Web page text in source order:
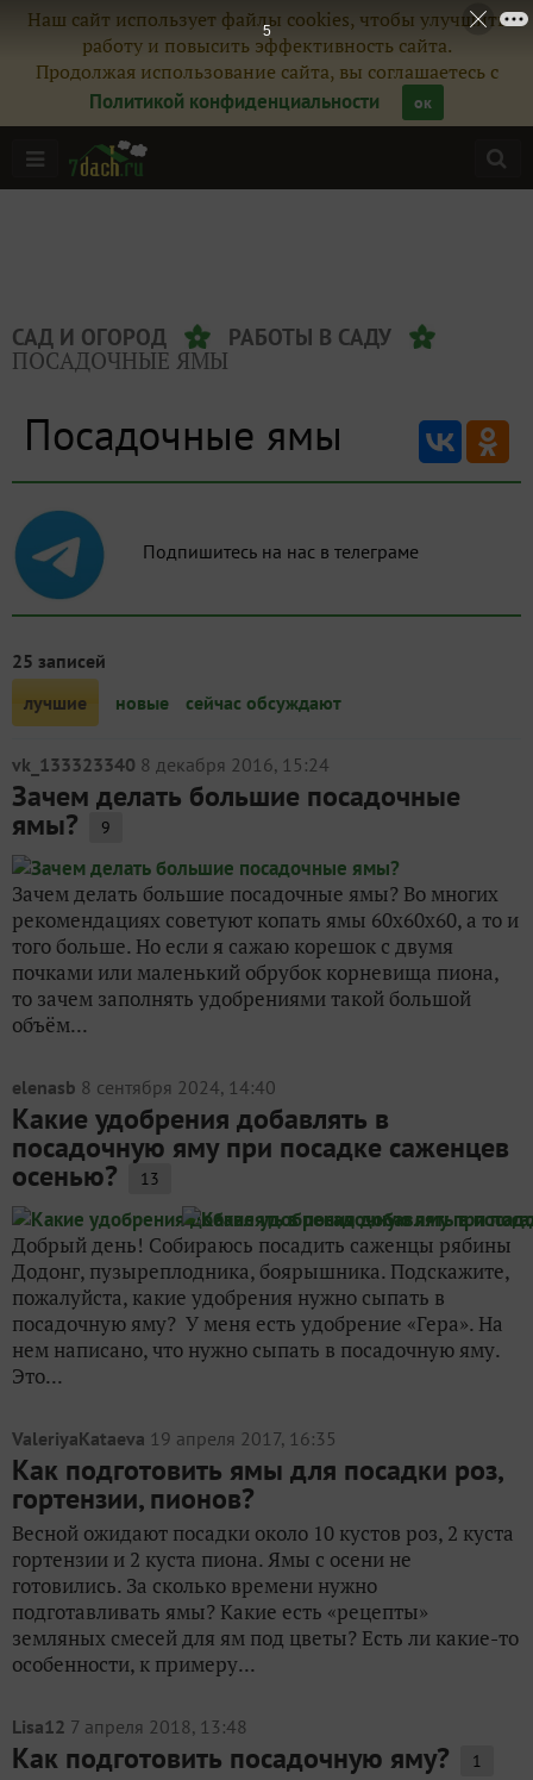
Наш сайт использует файлы cookies, чтобы улучшить
работу и повысить эффективность сайта.
Продолжая использование сайта, вы соглашаетесь с
Политикой конфиденциальности
ок
САД И ОГОРОД РАБОТЫ В САДУ
ПОСАДОЧНЫЕ ЯМЫ
Посадочные ямы
Подпишитесь на нас в телеграме
25 записей
лучшие
новые сейчас обсуждают
vk_133323340 8 декабря 2016, 15:24
Зачем делать большие посадочные
ямы? 9
Зачем делать большие посадочные ямы? Во многих
рекомендациях советуют копать ямы 60х60х60, а то и
того больше. Но если я сажаю корешок с двумя
почками или маленький обрубок корневища пиона,
то зачем заполнять удобрениями такой большой
объём...
elenasb 8 сентября 2024, 14:40
Какие удобрения добавлять в
посадочную яму при посадке саженцев
осенью? 13
Добрый день! Собираюсь посадить саженцы рябины
Додонг, пузыреплодника, боярышника. Подскажите,
пожалуйста, какие удобрения нужно сыпать в
посадочную яму? У меня есть удобрение «Гера». На
нем написано, что нужно сыпать в посадочную яму.
Это...
ValeriyaKataeva 19 апреля 2017, 16:35
Как подготовить ямы для посадки роз,
гортензии, пионов?
Весной ожидают посадки около 10 кустов роз, 2 куста
гортензии и 2 куста пиона. Ямы с осени не
готовились. За сколько времени нужно
подготавливать ямы? Какие есть «рецепты»
земляных смесей для ям под цветы? Есть ли какие-то
особенности, к примеру...
Lisa12 7 апреля 2018, 13:48
Как подготовить посадочную яму? 1
5